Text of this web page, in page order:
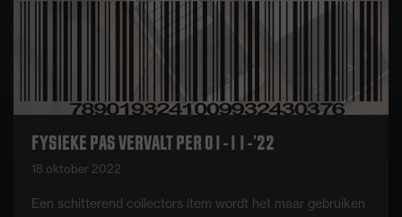
FYSIEKE PAS VERVALT PER 01-11-’22
18 oktober 2022
Een schitterend collectors item wordt het maar gebruiken